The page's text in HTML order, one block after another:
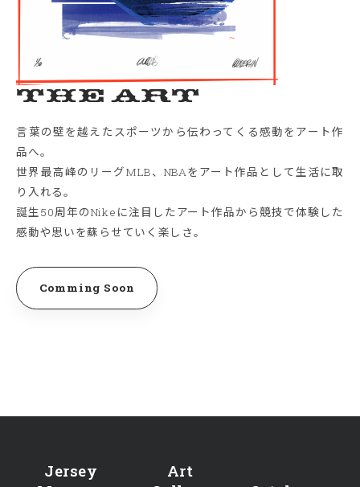
The Art
言葉の壁を越えたスポーツから伝わってくる感動をアート作
品へ。
世界最高峰のリーグMLB、NBAをアート作品として生活に取
り入れる。
誕生50周年のNikeに注目したアート作品から競技で体験した
感動や思いを蘇らせていく楽しさ。
Comming Soon
Jersey
Art